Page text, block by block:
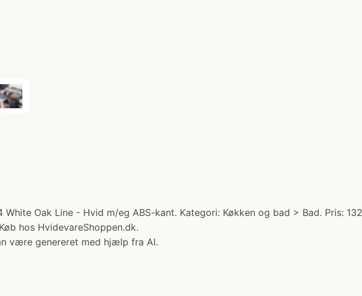
Oak Line - Hvid m/eg ABS-kant. Kategori: Køkken og bad > Bad. Pris:
hos HvidevareShoppen.dk.
være genereret med hjælp fra AI.